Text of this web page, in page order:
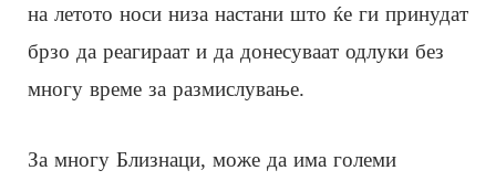
на летото носи низа настани што ќе ги принудат
брзо да реагираат и да донесуваат одлуки без
многу време за размислување.
За многу Близнаци, може да има големи